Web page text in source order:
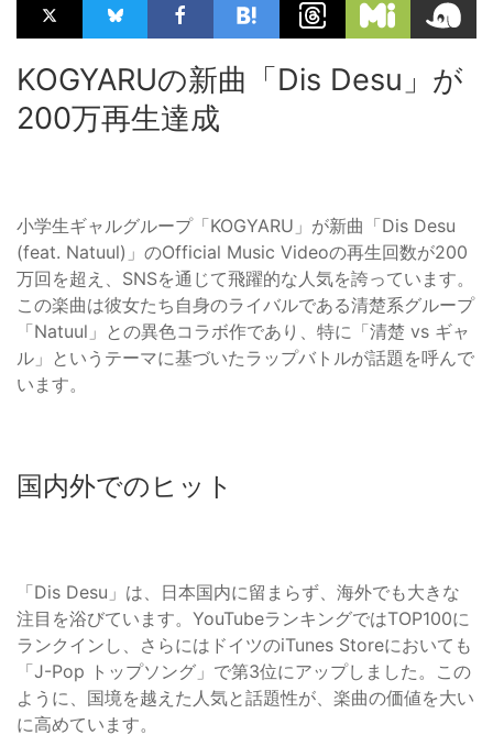
KOGYARUの新曲「Dis Desu」が
200万再生達成
小学生ギャルグループ「KOGYARU」が新曲「Dis Desu
(feat. Natuul)」のOfficial Music Videoの再生回数が200
万回を超え、SNSを通じて飛躍的な人気を誇っています。
この楽曲は彼女たち自身のライバルである清楚系グループ
「Natuul」との異色コラボ作であり、特に「清楚 vs ギャ
ル」というテーマに基づいたラップバトルが話題を呼んで
います。
国内外でのヒット
「Dis Desu」は、日本国内に留まらず、海外でも大きな
注目を浴びています。YouTubeランキングではTOP100に
ランクインし、さらにはドイツのiTunes Storeにおいても
「J-Pop トップソング」で第3位にアップしました。この
ように、国境を越えた人気と話題性が、楽曲の価値を大い
に高めています。